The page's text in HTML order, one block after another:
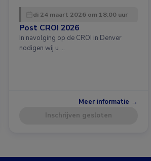
di 24 maart 2026 om 18:00 uur
Post CROI 2026
In navolging op de CROI in Denver
nodigen wij u …
Meer informatie →
Inschrijven gesloten